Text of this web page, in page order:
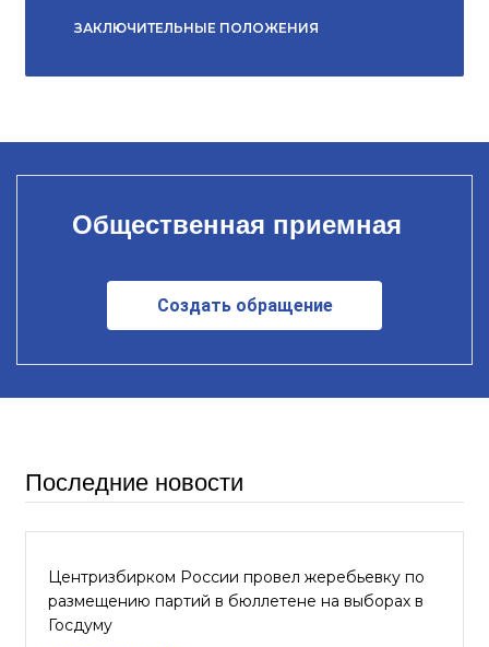
ЗАКЛЮЧИТЕЛЬНЫЕ ПОЛОЖЕНИЯ
Общественная приемная
Создать обращение
Последние новости
Центризбирком России провел жеребьевку по
размещению партий в бюллетене на выборах в
Госдуму